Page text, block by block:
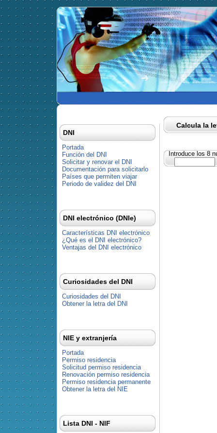
Calcula la
Introduce los 8
DNI
Portada
Función del DNI
Solicitar y renovar el DNI
Documentación para solicitarlo
Países que permiten viajar
Periodo de validez del DNI
DNI electrónico (DNIe)
Características DNI electrónico
¿Qué es el DNI electrónico?
Ventajas del DNI electrónico
Curiosidades del DNI
Curiosidades del DNI
Obtener la letra del DNI
NIE y extranjería
Portada
Permiso residencia
Solicitud permiso residencia
Renovación permiso residencia
Permiso residencia permanente
Obtener la letra del NIE
Lista DNI - NIF